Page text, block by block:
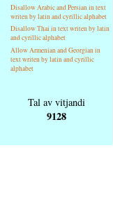
Disallow Arabic and Persian in text
writen by latin and cyrillic alphabet
Disallow Thai in text writen by latin
and cyrillic alphabet
Allow Armenian and Georgian in
text writen by latin and cyrillic
alphabet
Tal av vitjandi
9128